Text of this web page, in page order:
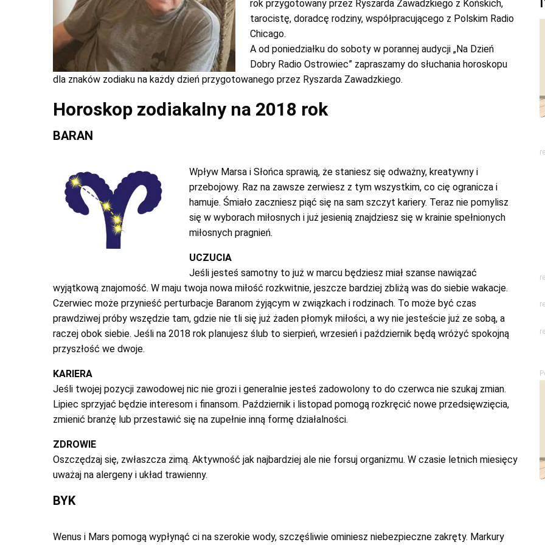
rok przygotowany przez Ryszarda Zawadzkiego z Końskich,
tarocistę, doradcę rodziny, współpracującego z Polskim Radio
Chicago.
A od poniedziałku do soboty w porannej audycji „Na Dzień
Dobry Radio Ostrowiec” zapraszamy do słuchania horoskopu
dla znaków zodiaku na każdy dzień przygotowanego przez Ryszarda Zawadzkiego.
Horoskop zodiakalny na 2018 rok
BARAN
Wpływ Marsa i Słońca sprawią, że staniesz się odważny, kreatywny i
przebojowy. Raz na zawsze zerwiesz z tym wszystkim, co cię ogranicza i
hamuje. Śmiało zaczniesz piąć się na sam szczyt kariery. Teraz nie pomylisz
się w wyborach miłosnych i już jesienią znajdziesz się w krainie spełnionych
miłosnych pragnień.
UCZUCIA
Jeśli jesteś samotny to już w marcu będziesz miał szanse nawiązać
wyjątkową znajomość. W maju twoja nowa miłość rozkwitnie, jeszcze bardziej zbliżą was do siebie wakacje.
Czerwiec może przynieść perturbacje Baranom żyjącym w związkach i rodzinach. To może być czas
prawdziwej próby wszędzie tam, gdzie nie tli się już żaden płomyk miłości, a wy nie jesteście już ze sobą, a
raczej obok siebie. Jeśli na 2018 rok planujesz ślub to sierpień, wrzesień i październik będą wróżyć spokojną
przyszłość we dwoje.
KARIERA
Jeśli twojej pozycji zawodowej nic nie grozi i generalnie jesteś zadowolony to do czerwca nie szukaj zmian.
Lipiec sprzyjać będzie interesom i finansom. Październik i listopad pomogą rozkręcić nowe przedsięwzięcia,
zmienić branżę lub przestawić się na zupełnie inną formę działalności.
ZDROWIE
Oszczędzaj się, zwłaszcza zimą. Aktywność jak najbardziej ale nie forsuj organizmu. W czasie letnich miesięcy
uważaj na alergeny i układ trawienny.
BYK
Wenus i Mars pomogą wypłynąć ci na szerokie wody, szczęśliwie ominiesz niebezpieczne zakręty. Markury